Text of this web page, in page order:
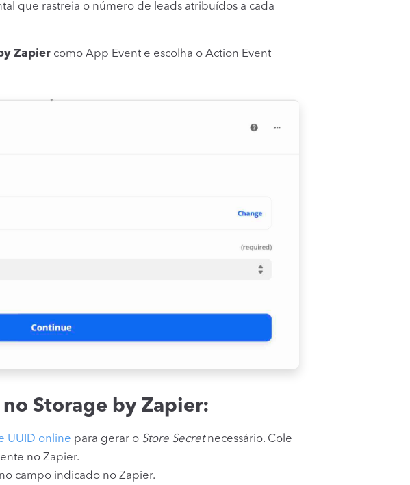
que rastreia o número de leads atribuídos a cada
Zapier como App Event e escolha o Action Event
Storage by Zapier:
UUID online para gerar o Store Secretnecessário. Cole
no Zapier.
campo indicado no Zapier.